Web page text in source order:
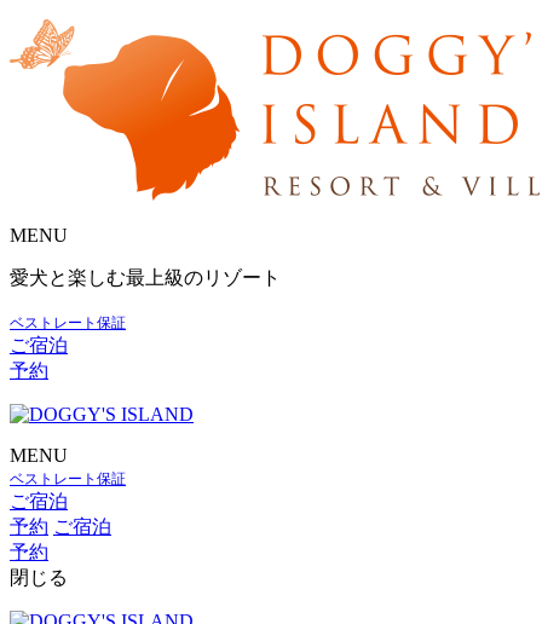
MENU
愛犬と楽しむ最上級のリゾート
ベストレート保証
ご宿泊
予約
MENU
ベストレート保証
ご宿泊
予約 ご宿泊
予約
閉じる